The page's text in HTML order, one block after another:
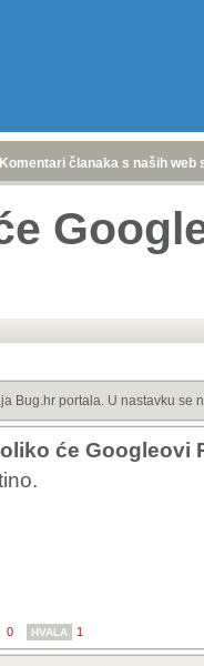
Komentari članaka s naših web
Bug.hr portala. U nastavku se
će Googleovi
0 HVALA 1